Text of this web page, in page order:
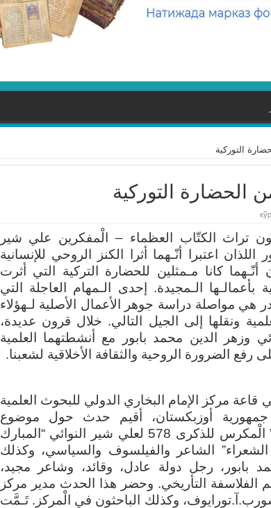
التوركية
الحضارة التوركية
تراث الكتّاب العظماء – الْمفكرين علي شير
اللذان اعتبرا أنّـهما أثرا الكنز الروحي للإنسانية
كانا مـمثلين للحضارة التركية التي أثرت
بأعمالـها الـمجيدة. إحدى الـمهام العاجلة التي
هي مواصلة دراسة جوهر الأعمال الأصلية لـهؤلاء
ونقلها إلى الجيل التالي. خلال قرون عديدة،
وزهر الدين محمد بابور مع أنشطتهما العلمية
رفع الضرورة الروحية والثقافة الأخلاقية لشعبنا.
14 شباط / فبراير 2019 في قاعة مركز الإمام البخاري الدولي للبحوث العلمية
جمهورية أوزبكستان، أقيم حدث حول موضوع
“الْمفكرين الأتراك الْمعاصرين” الْمكرس للذكرى 578 لعلي شير النوائي “المبارك
الشاعر والفيلسوف والسياسي، وكذلك
محمد بابور، رجل دولة عادل، وقائد، وشاعر مجيد،
التأريخي. وحضر هذا الحدث مدير مركز
وكذلك الباحثون في الْمركز. تَـمَّت